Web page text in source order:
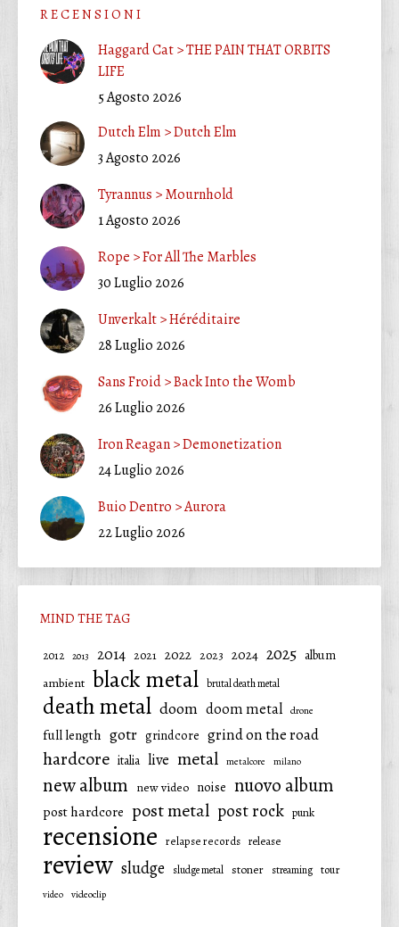
R E C E N S I O N I
Haggard Cat > THE PAIN THAT ORBITS
LIFE
5 Agosto 2026
Dutch Elm > Dutch Elm
3 Agosto 2026
Tyrannus > Mournhold
1 Agosto 2026
Rope > For All The Marbles
30 Luglio 2026
Unverkalt > Héréditaire
28 Luglio 2026
Sans Froid > Back Into the Womb
26 Luglio 2026
Iron Reagan > Demonetization
24 Luglio 2026
Buio Dentro > Aurora
22 Luglio 2026
MIND THE TAG
2012 2013 2014 2021 2022 2023 2024 2025 album
ambient black metal brutal death metal
death metal doom doom metal drone
full length gotr grindcore grind on the road
hardcore italia live metal metalcore milano
new album new video noise nuovo album
post hardcore post metal post rock punk
recensione relapse records release
review sludge sludge metal stoner streaming tour
video videoclip